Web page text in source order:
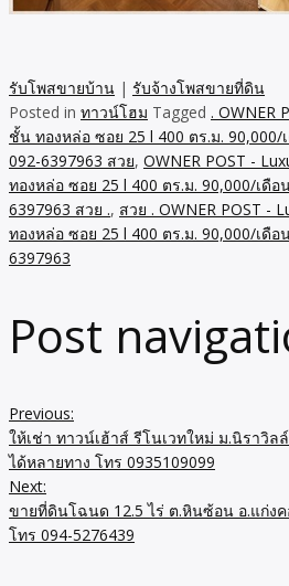
รับโพสขายบ้าน | รับจ้างโพสขายที่ดิน
Posted in ทาวน์โฮม Tagged . OWNER
ชั้น ทองหล่อ ซอย 25 l 400 ตร.ม.
092-6397963 สวย, OWNER POST -
ทองหล่อ ซอย 25 l 400 ตร.ม. 90,000/เดื
6397963 สวย ., สวย . OWNER POST -
ทองหล่อ ซอย 25 l 400 ตร.ม. 90,000/เดื
6397963
Post
Previous:
ให้เช่า ทาวน์เฮ้าส์ รีโนเวทใหม่ ม.นิราวิล
ได้หลายทาง โทร 0935109099
Next:
ขายที่ดินโฉนด 12.5 ไร่ ต.หินซ้อน อ.แก่ง
โทร 094-5276439